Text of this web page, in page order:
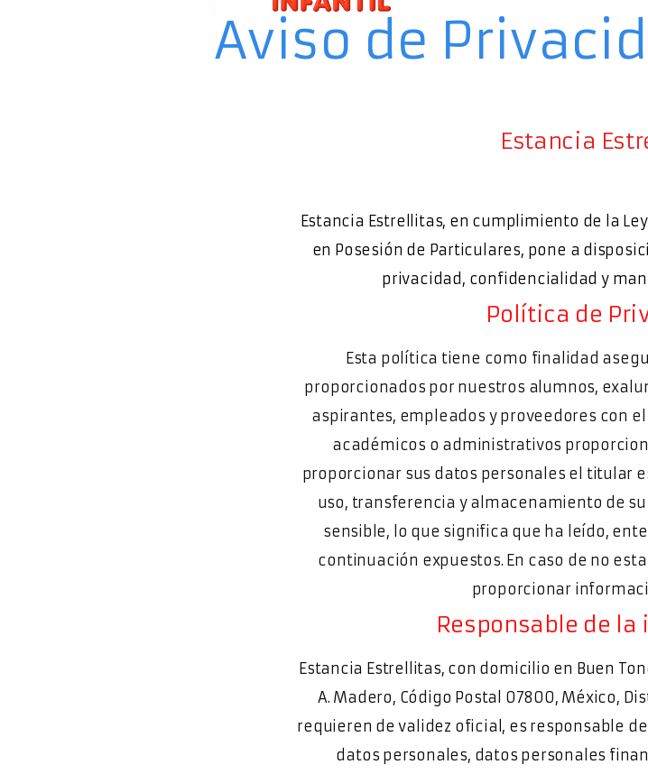
Aviso de
Estancia
Estancia Estrellitas, en cumplimiento de la
en Posesión de Particulares, pone a
privacidad, confidencialidad y
Política de
Esta política tiene como finalidad
proporcionados por nuestros alumnos,
aspirantes, empleados y proveedores con
académicos o administrativos
proporcionar sus datos personales el titular
uso, transferencia y almacenamiento de
sensible, lo que significa que ha leído,
continuación expuestos. En caso de no
proporcionar
Responsable de
Estancia Estrellitas, con domicilio en Buen
A. Madero, Código Postal 07800, México,
requieren de validez oficial, es responsable
datos personales, datos personales